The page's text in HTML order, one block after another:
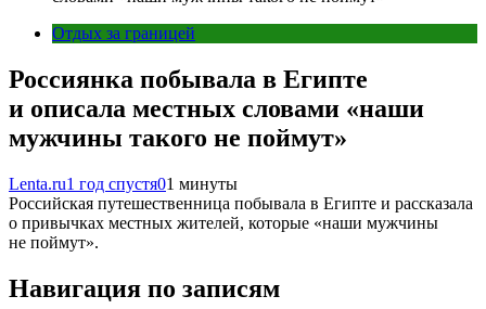
Отдых за границей
Россиянка побывала в Египте
и описала местных словами «наши
мужчины такого не поймут»
Lenta.ru1 год спустя01 минуты
Российская путешественница побывала в Египте и рассказала
о привычках местных жителей, которые «наши мужчины
не поймут».
Навигация по записям